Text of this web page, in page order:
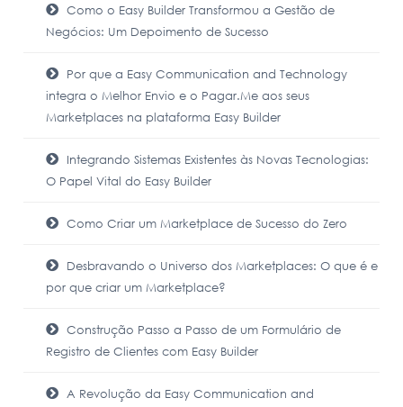
Como o Easy Builder Transformou a Gestão de
Negócios: Um Depoimento de Sucesso
Por que a Easy Communication and Technology
integra o Melhor Envio e o Pagar.Me aos seus
Marketplaces na plataforma Easy Builder
Integrando Sistemas Existentes às Novas Tecnologias:
O Papel Vital do Easy Builder
Como Criar um Marketplace de Sucesso do Zero
Desbravando o Universo dos Marketplaces: O que é e
por que criar um Marketplace?
Construção Passo a Passo de um Formulário de
Registro de Clientes com Easy Builder
A Revolução da Easy Communication and